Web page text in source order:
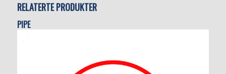
RELATERTE PRODUKTER
PIPE